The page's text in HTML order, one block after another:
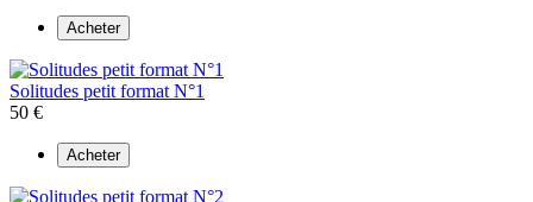
Acheter
Solitudes petit format N°1
50 €
Acheter